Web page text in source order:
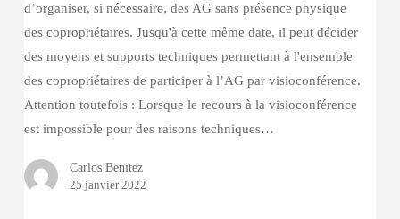
d’organiser, si nécessaire, des AG sans présence physique
des copropriétaires. Jusqu'à cette même date, il peut décider
des moyens et supports techniques permettant à l'ensemble
des copropriétaires de participer à l’AG par visioconférence.
Attention toutefois : Lorsque le recours à la visioconférence
est impossible pour des raisons techniques…
Carlos Benitez
25 janvier 2022